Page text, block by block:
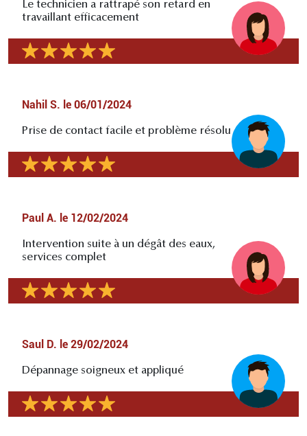
Le technicien a rattrapé son retard en
travaillant efficacement
Nahil S. le 06/01/2024
Prise de contact facile et problème résolu
Paul A. le 12/02/2024
Intervention suite à un dégât des eaux,
services complet
Saul D. le 29/02/2024
Dépannage soigneux et appliqué